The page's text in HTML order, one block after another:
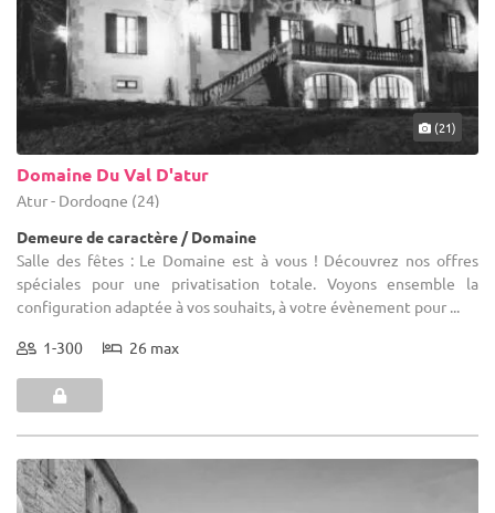
(21)
Domaine Du Val D'atur
Atur - Dordogne (24)
Demeure de caractère / Domaine
Salle des fêtes : Le Domaine est à vous ! Découvrez nos offres
spéciales pour une privatisation totale. Voyons ensemble la
configuration adaptée à vos souhaits, à votre évènement pour ...
1-300 26 max